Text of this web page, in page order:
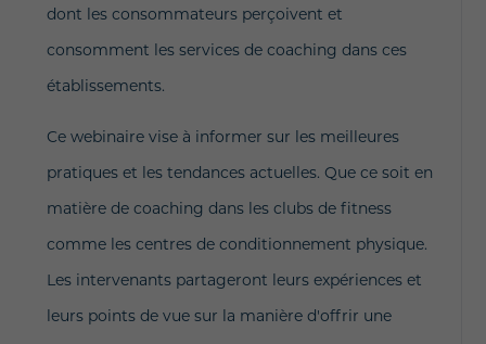
dont les consommateurs perçoivent et
consomment les services de coaching dans ces
établissements.
Ce webinaire vise à informer sur les meilleures
pratiques et les tendances actuelles. Que ce soit en
matière de coaching dans les clubs de fitness
comme les centres de conditionnement physique.
Les intervenants partageront leurs expériences et
leurs points de vue sur la manière d'offrir une